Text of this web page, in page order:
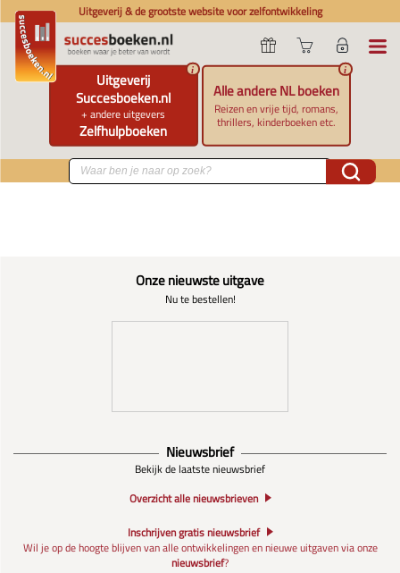
Uitgeverij & de grootste website voor zelfontwikkeling
Uitgeverij
Succesboeken.nl
+ andere uitgevers
Zelfhulpboeken
i
Alle andere NL boeken
Reizen en vrije tijd, romans,
thrillers, kinderboeken etc.
i
Onze nieuwste uitgave
Nu te bestellen!
Nieuwsbrief
Bekijk de laatste nieuwsbrief
Overzicht alle nieuwsbrieven
Inschrijven gratis nieuwsbrief
Wil je op de hoogte blijven van alle ontwikkelingen en nieuwe uitgaven via onze
nieuwsbrief?